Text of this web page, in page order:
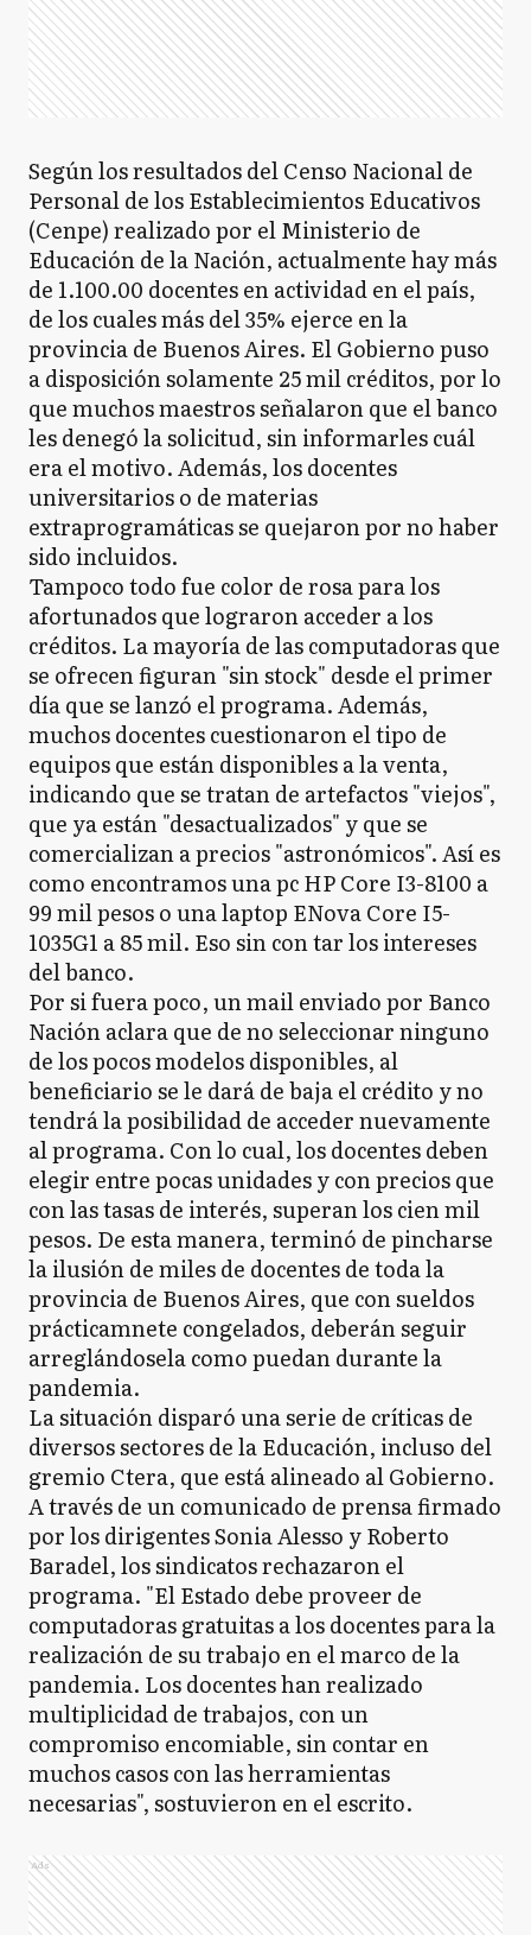
Según los resultados del Censo Nacional de
Personal de los Establecimientos Educativos
(Cenpe) realizado por el Ministerio de
Educación de la Nación, actualmente hay más
de 1.100.00 docentes en actividad en el país,
de los cuales más del 35% ejerce en la
provincia de Buenos Aires. El Gobierno puso
a disposición solamente 25 mil créditos, por lo
que muchos maestros señalaron que el banco
les denegó la solicitud, sin informarles cuál
era el motivo. Además, los docentes
universitarios o de materias
extraprogramáticas se quejaron por no haber
sido incluidos.
Tampoco todo fue color de rosa para los
afortunados que lograron acceder a los
créditos. La mayoría de las computadoras que
se ofrecen figuran "sin stock" desde el primer
día que se lanzó el programa. Además,
muchos docentes cuestionaron el tipo de
equipos que están disponibles a la venta,
indicando que se tratan de artefactos "viejos",
que ya están "desactualizados" y que se
comercializan a precios "astronómicos". Así es
como encontramos una pc HP Core I3-8100 a
99 mil pesos o una laptop ENova Core I5-
1035G1 a 85 mil. Eso sin con tar los intereses
del banco.
Por si fuera poco, un mail enviado por Banco
Nación aclara que de no seleccionar ninguno
de los pocos modelos disponibles, al
beneficiario se le dará de baja el crédito y no
tendrá la posibilidad de acceder nuevamente
al programa. Con lo cual, los docentes deben
elegir entre pocas unidades y con precios que
con las tasas de interés, superan los cien mil
pesos. De esta manera, terminó de pincharse
la ilusión de miles de docentes de toda la
provincia de Buenos Aires, que con sueldos
prácticamnete congelados, deberán seguir
arreglándosela como puedan durante la
pandemia.
La situación disparó una serie de críticas de
diversos sectores de la Educación, incluso del
gremio Ctera, que está alineado al Gobierno.
A través de un comunicado de prensa firmado
por los dirigentes Sonia Alesso y Roberto
Baradel, los sindicatos rechazaron el
programa. "El Estado debe proveer de
computadoras gratuitas a los docentes para la
realización de su trabajo en el marco de la
pandemia. Los docentes han realizado
multiplicidad de trabajos, con un
compromiso encomiable, sin contar en
muchos casos con las herramientas
necesarias", sostuvieron en el escrito.
Ads